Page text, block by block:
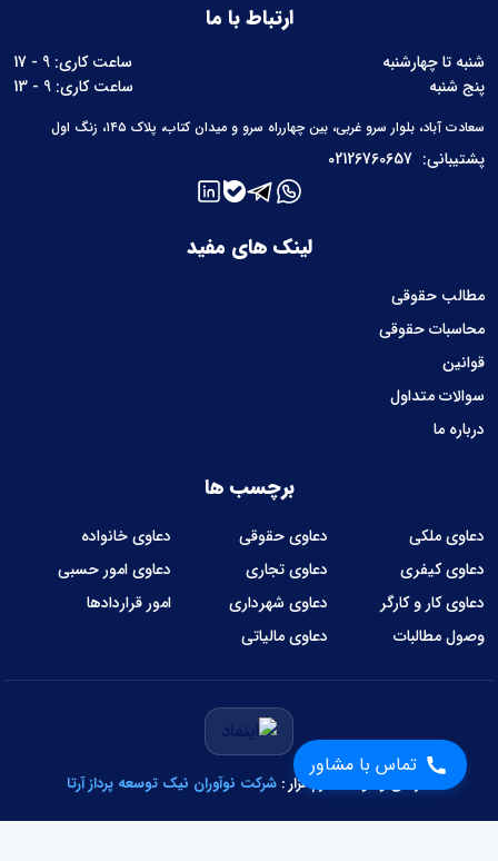
تماس با مشاور
لینک های مفید
مطالب حقوقی
محاسبات حقوقی
قوانین
سوالات متداول
درباره ما
برچسب ها
دعاوی ملکی دعاوی حقوقی
دعاوی خانواده
دعاوی کیفری
دعاوی تجاری
دعاوی امور حسبی
دعاوی کار و کارگر
دعاوی شهرداری
امور قراردادها
وصول مطالبات
دعاوی مالیاتی
ارتباط با ما
شنبه تا چهارشنبه
ساعت کاری: 9 - 17
پنج شنبه
ساعت کاری: 9 - 13
سعادت آباد، بلوار سرو غربی، بین چهارراه سرو و میدان کتاب، پلاک ۱۴۵، زنگ اول
پشتیبانی: 02126760657
طراحی و توسعه نرم‌افزار : شرکت نوآوران نیک توسعه پرداز آرتا